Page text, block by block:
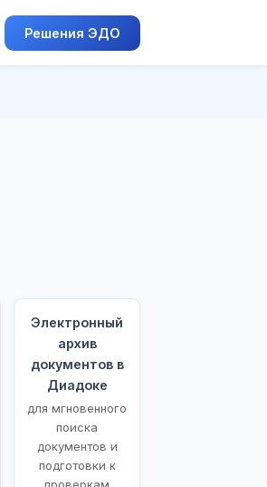
Решения ЭДО
Электронный
архив
документов в
Диадоке
для мгновенного
поиска
документов и
подготовки к